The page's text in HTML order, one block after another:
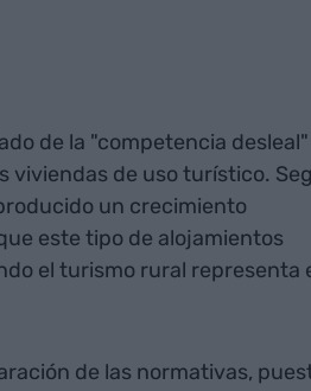
de la "competencia desleal"
viviendas de uso turístico.
un crecimiento
este tipo de alojamientos
el turismo rural representa
de las normativas,